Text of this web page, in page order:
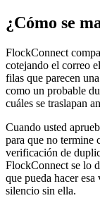
¿Cómo se
FlockConnect
cotejando el correo
filas que parecen
como un probable
cuáles se traslapan
Cuando usted
para que no termine
verificación de
FlockConnect se lo
que pueda hacer
silencio sin ella.